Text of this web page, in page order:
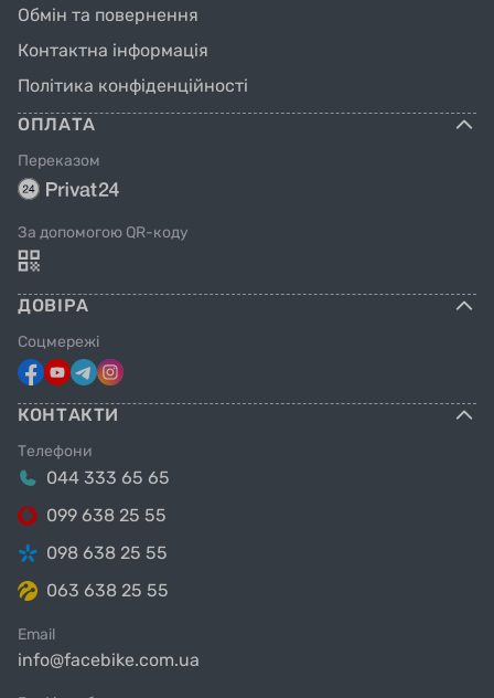
Обмін та повернення
Контактна інформація
Політика конфіденційності
ОПЛАТА
Переказом
За допомогою QR-коду
ДОВІРА
Соцмережі
КОНТАКТИ
Телефони
044 333 65 65
099 638 25 55
098 638 25 55
063 638 25 55
Email
info@facebike.com.ua